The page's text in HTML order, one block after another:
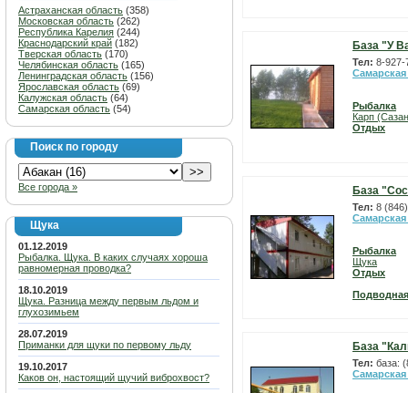
Астраханская область (358)
Московская область (262)
Республика Карелия (244)
Краснодарский край (182)
Тверская область (170)
Челябинская область (165)
Ленинградская область (156)
Ярославская область (69)
Калужская область (64)
Самарская область (54)
Поиск по городу
Все города »
Щука
01.12.2019
Рыбалка. Щука. В каких случаях хороша
равномерная проводка?
18.10.2019
Щука. Разница между первым льдом и
глухозимьем
28.07.2019
Приманки для щуки по первому льду
19.10.2017
Каков он, настоящий щучий виброхвост?
База "У
Тел: 8-927-
Самарская
Рыбалка
Карп
Отдых
База
Тел: 8
Самарская
Рыбалка
Щука
Отдых
База
Тел: база:
Самарская